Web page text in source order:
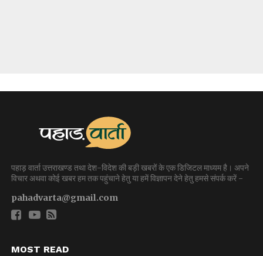
पहाड़ वार्ता उत्तराखण्ड तथा देश-विदेश की बड़ी खबरों के एक डिजिटल माध्यम है। अपने
विचार अथवा कोई खबर हम तक पहुंचाने हेतु या हमें विज्ञापन देने हेतु हमसे संपर्क करें -
pahadvarta@gmail.com
MOST READ